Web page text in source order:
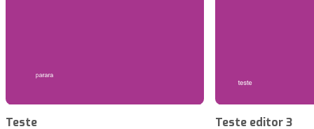
Teste Teste editor 3